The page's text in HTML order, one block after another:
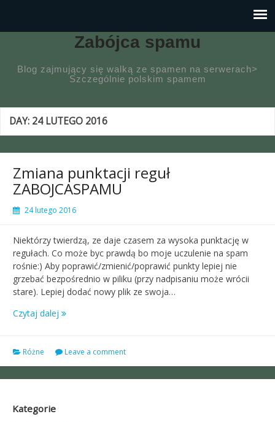
Zabójca spamu
Blog zajmujący się walką ze spamen na serwerach>
Szczególnie polskim spamem
DAY: 24 LUTEGO 2016
Zmiana punktacji reguł
ZABOJCASPAMU
24 lutego 2016
Niektórzy twierdzą, ze daje czasem za wysoka punktację w
regułach. Co może byc prawdą bo moje uczulenie na spam
rośnie:) Aby poprawić/zmienić/poprawić punkty lepiej nie
grzebać bezpośrednio w piliku (przy nadpisaniu może wrócii
stare). Lepiej dodać nowy plik ze swoja…
Czytaj dalej
Różne Leave a comment
Kategorie